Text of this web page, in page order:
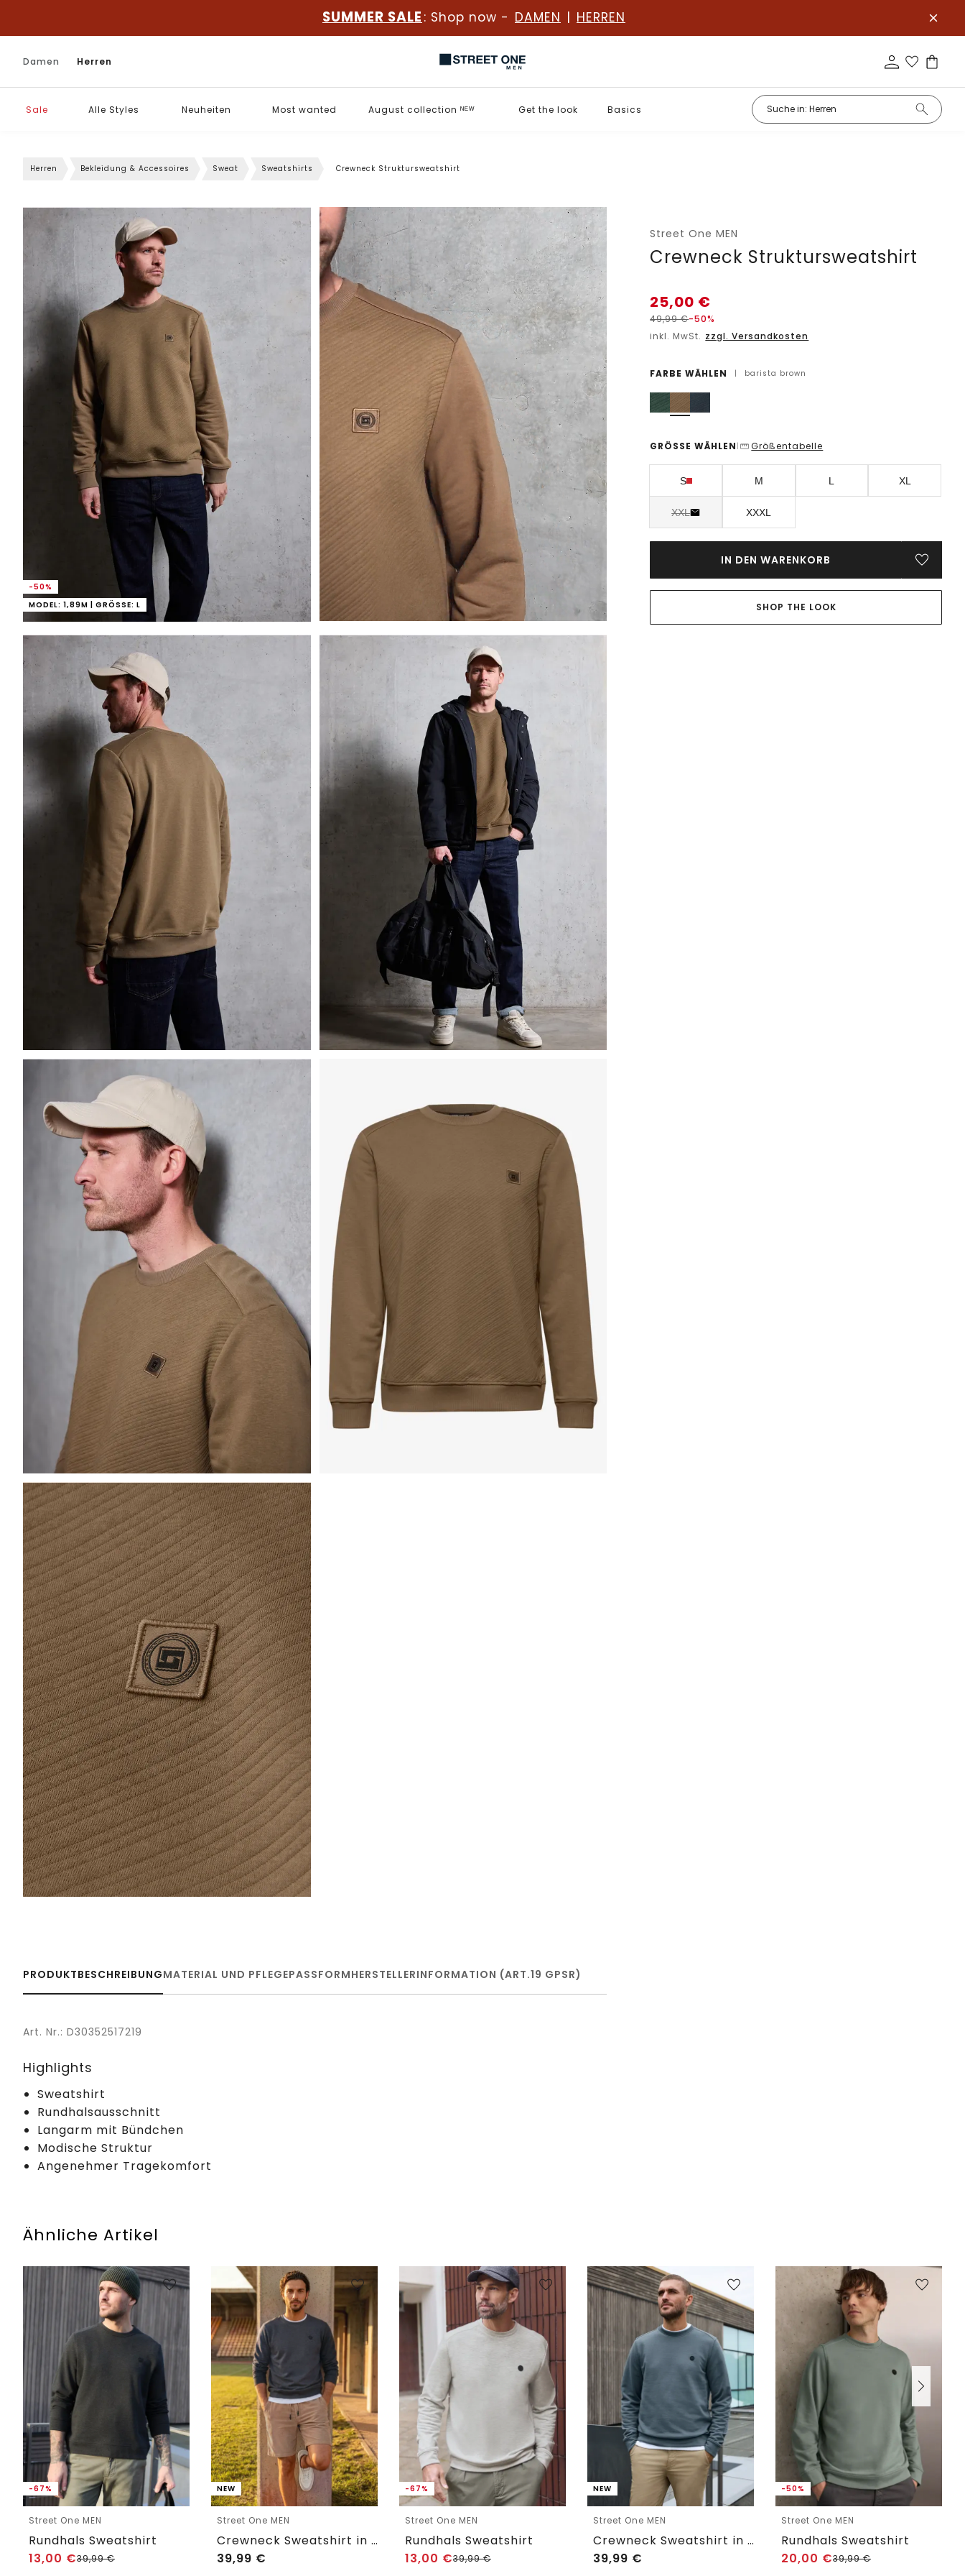
SUMMER SALE : Shop now - DAMEN | HERREN
Damen Herren
Sale Alle Styles Neuheiten Most wanted August collection ᴺᴱᵂ Get the look Basics
Herren Bekleidung & Accessoires Sweat Sweatshirts Crewneck Struktursweatshirt
-50%
MODEL: 1,89M | GRÖSSE: L
Street One MEN
Crewneck Struktursweatshirt
25,00 €
49,99€-50%
inkl. MwSt. zzgl. Versandkosten
FARBE WÄHLEN | barista brown
GRÖSSE WÄHLEN | Größentabelle
S M L XL
XXL XXXL
IN DEN WARENKORB
SHOP THE LOOK
PRODUKTBESCHREIBUNGMATERIAL UND PFLEGEPASSFORMHERSTELLERINFORMATION (ART.19 GPSR)
Art. Nr.: D30352517219
Highlights
Sweatshirt
Rundhalsausschnitt
Langarm mit Bündchen
Modische Struktur
Angenehmer Tragekomfort
Ähnliche Artikel
-67%
Street One MEN
Rundhals Sweatshirt
13,00 €39,99€
NEW
Street One MEN
Crewneck Sweatshirt in Unifarbe
39,99 €
-67%
Street One MEN
Rundhals Sweatshirt
13,00 €39,99€
NEW
Street One MEN
Crewneck Sweatshirt in Unifarbe
39,99 €
-50%
Street One MEN
Rundhals Sweatshirt
20,00 €39,99€